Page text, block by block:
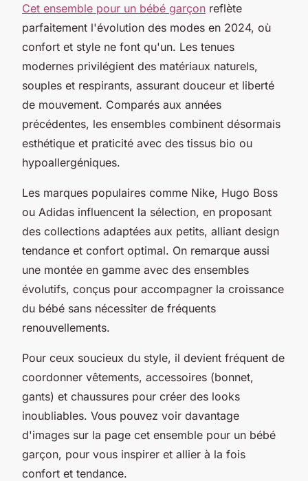
Cet ensemble pour un bébé garçon reflète
parfaitement l'évolution des modes en 2024, où
confort et style ne font qu'un. Les tenues
modernes privilégient des matériaux naturels,
souples et respirants, assurant douceur et liberté
de mouvement. Comparés aux années
précédentes, les ensembles combinent désormais
esthétique et praticité avec des tissus bio ou
hypoallergéniques.
Les marques populaires comme Nike, Hugo Boss
ou Adidas influencent la sélection, en proposant
des collections adaptées aux petits, alliant design
tendance et confort optimal. On remarque aussi
une montée en gamme avec des ensembles
évolutifs, conçus pour accompagner la croissance
du bébé sans nécessiter de fréquents
renouvellements.
Pour ceux soucieux du style, il devient fréquent de
coordonner vêtements, accessoires (bonnet,
gants) et chaussures pour créer des looks
inoubliables. Vous pouvez voir davantage
d'images sur la page cet ensemble pour un bébé
garçon, pour vous inspirer et allier à la fois
confort et tendance.